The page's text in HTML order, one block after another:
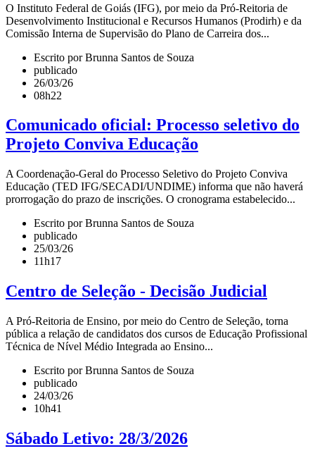
O Instituto Federal de Goiás (IFG), por meio da Pró-Reitoria de
Desenvolvimento Institucional e Recursos Humanos (Prodirh) e da
Comissão Interna de Supervisão do Plano de Carreira dos...
Escrito por Brunna Santos de Souza
publicado
26/03/26
08h22
Comunicado oficial: Processo seletivo do
Projeto Conviva Educação
A Coordenação-Geral do Processo Seletivo do Projeto Conviva
Educação (TED IFG/SECADI/UNDIME) informa que não haverá
prorrogação do prazo de inscrições. O cronograma estabelecido...
Escrito por Brunna Santos de Souza
publicado
25/03/26
11h17
Centro de Seleção - Decisão Judicial
A Pró-Reitoria de Ensino, por meio do Centro de Seleção, torna
pública a relação de candidatos dos cursos de Educação Profissional
Técnica de Nível Médio Integrada ao Ensino...
Escrito por Brunna Santos de Souza
publicado
24/03/26
10h41
Sábado Letivo: 28/3/2026